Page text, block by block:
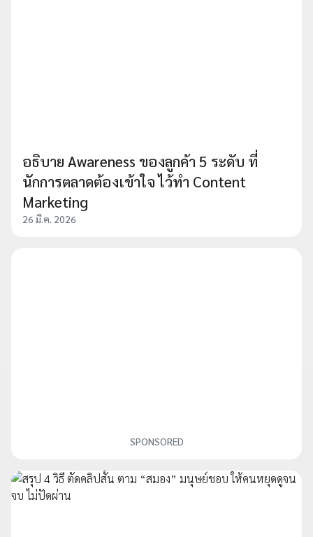
อธิบาย Awareness ของลูกค้า 5 ระดับ ที่
นักการตลาดต้องเข้าใจ ไว้ทำ Content
Marketing
26 มี.ค. 2026
SPONSORED